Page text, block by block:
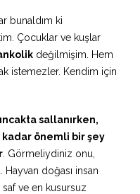
bunaldım ki
Çocuklar ve kuşlar
değilmişim. Hem
istemezler. Kendim için
sallanırken,
önemli bir şey
. Görmeliydiniz onu,
doğası insan
ve en kusursuz